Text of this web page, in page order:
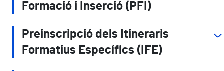
Formació i Inserció (PFI)
Preinscripció dels Itineraris
Formatius Específics (IFE)